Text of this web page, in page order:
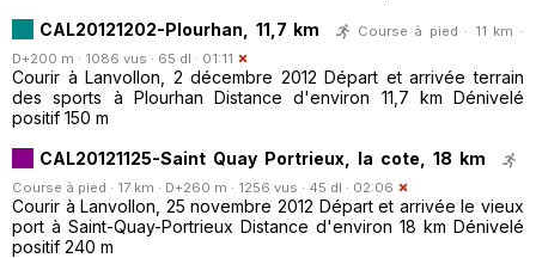
CAL20121202-Plourhan, 11,7 km
Course à pied · 11 km ·
D+200 m · 1086 vus · 65 dl · 01:11
Courir à Lanvollon, 2 décembre 2012 Départ et arrivée terrain
des sports à Plourhan Distance d'environ 11,7 km Dénivelé
positif 150 m
CAL20121125-Saint Quay Portrieux, la cote, 18 km
Course à pied · 17 km · D+260 m · 1256 vus · 45 dl · 02:06
Courir à Lanvollon, 25 novembre 2012 Départ et arrivée le vieux
port à Saint-Quay-Portrieux Distance d'environ 18 km Dénivelé
positif 240 m